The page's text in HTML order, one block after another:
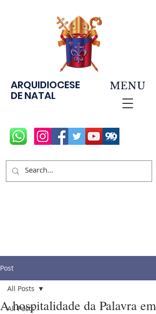
ARQUIDIOCESE
DE NATAL
MENU
Post
All Posts
All Posts
A hospitalidade da Palavra em